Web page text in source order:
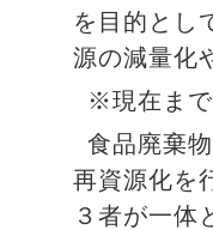
を目的とし
源の減量化
※現在ま
食品廃棄
再資源化を
３者が一体